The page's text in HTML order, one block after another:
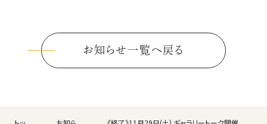
お知らせ一覧へ戻る